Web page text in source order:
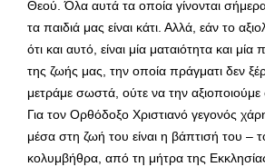
Θεού. Όλα αυτά τα οποία γίνονται
τα παιδιά μας είναι κάτι. Αλλά, εάν το
ότι και αυτό, είναι μία ματαιότητα και
της ζωής μας, την οποία πράγματι δεν
μετράμε σωστά, ούτε να την
Για τον Ορθόδοξο Χριστιανό γεγονός
μέσα στη ζωή του είναι η βάπτισή του –
κολυμβήθρα, από τη μήτρα της